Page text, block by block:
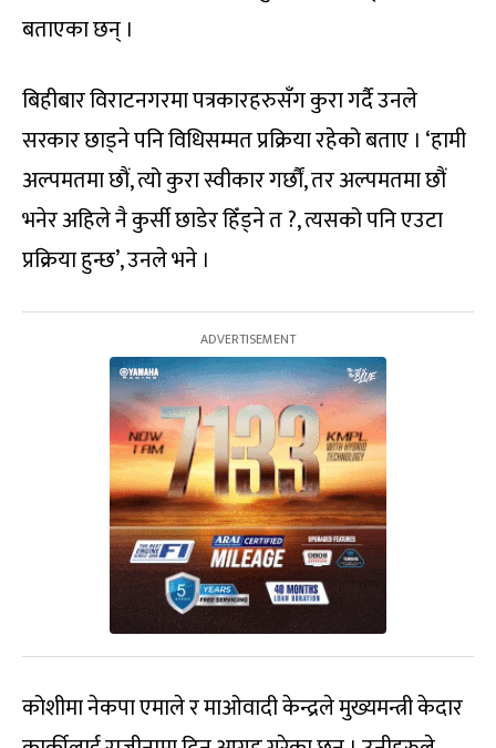
बताएका छन् ।
बिहीबार विराटनगरमा पत्रकारहरुसँग कुरा गर्दै उनले
सरकार छाड्ने पनि विधिसम्मत प्रक्रिया रहेको बताए । ‘हामी
अल्पमतमा छौं, त्यो कुरा स्वीकार गर्छौं, तर अल्पमतमा छौं
भनेर अहिले नै कुर्सी छाडेर हिँड्ने त ?, त्यसको पनि एउटा
प्रक्रिया हुन्छ’, उनले भने ।
कोशीमा नेकपा एमाले र माओवादी केन्द्रले मुख्यमन्त्री केदार